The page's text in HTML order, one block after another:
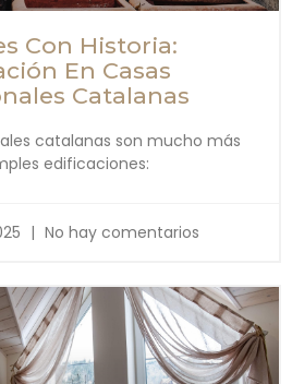
Con Historia:
En Casas
Catalanas
catalanas son mucho más
edificaciones:
No hay comentarios